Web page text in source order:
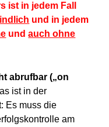
ist in jedem Fall
und in jedem
undauch ohne
abrufbar („on
ist in der
Es muss die
am